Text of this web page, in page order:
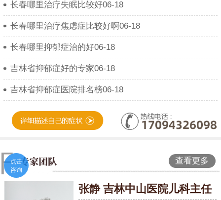
长春哪里治疗失眠比较好06-18
长春哪里治疗焦虑症比较好啊06-18
长春哪里抑郁症治的好06-18
吉林省抑郁症好的专家06-18
吉林省抑郁症医院排名榜06-18
查看更多
张静 吉林中山医院儿科主任
点击
咨询